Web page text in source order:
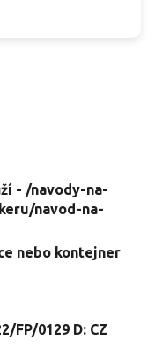
- /navody-na-
navod-na-
nebo kontejner
FP/0129 D: CZ